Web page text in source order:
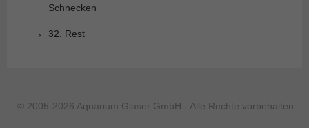
Schnecken
32. Rest
© 2005-2026 Aquarium Glaser GmbH - Alle Rechte vorbehalten.